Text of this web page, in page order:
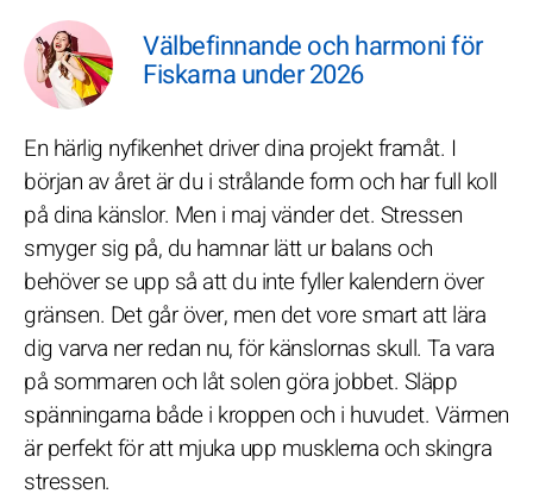
Välbefinnande och harmoni för
Fiskarna under 2026
En härlig nyfikenhet driver dina projekt framåt. I
början av året är du i strålande form och har full koll
på dina känslor. Men i maj vänder det. Stressen
smyger sig på, du hamnar lätt ur balans och
behöver se upp så att du inte fyller kalendern över
gränsen. Det går över, men det vore smart att lära
dig varva ner redan nu, för känslornas skull. Ta vara
på sommaren och låt solen göra jobbet. Släpp
spänningarna både i kroppen och i huvudet. Värmen
är perfekt för att mjuka upp musklerna och skingra
stressen.